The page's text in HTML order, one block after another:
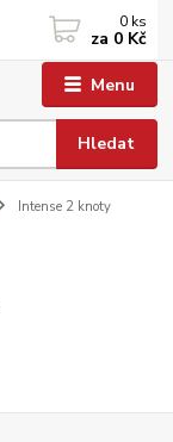
Menu
Hledat
0 ks
za 0 Kč
Intense 2 knoty